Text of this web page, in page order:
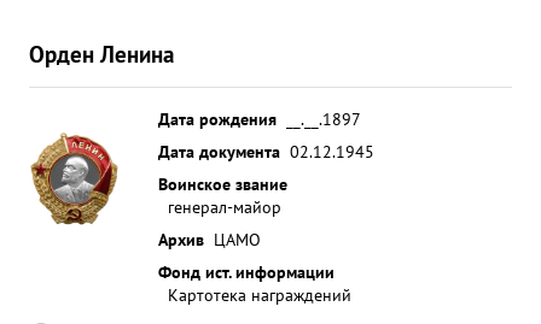
Орден Ленина
Дата рождения
__.__.1897
Дата документа 02.12.1945
Воинское звание
генерал-майор
Архив ЦАМО
Фонд ист. информации
Картотека награждений